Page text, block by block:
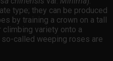
type; they can be produced
by training a crown on a tall
variety onto a
called weeping roses are